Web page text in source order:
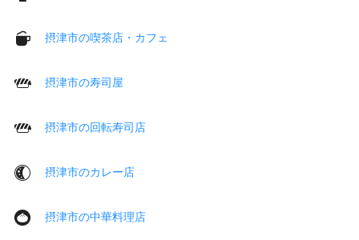
摂津市の喫茶店・カフェ
摂津市の寿司屋
摂津市の回転寿司店
摂津市のカレー店
摂津市の中華料理店